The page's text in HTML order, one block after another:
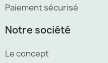
Paiement sécurisé
Notre société
Le concept